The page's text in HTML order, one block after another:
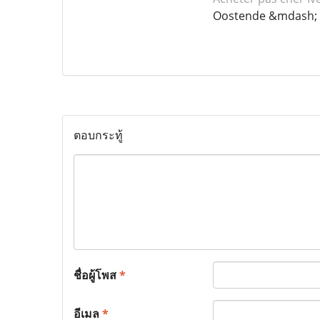
Oostende
ตอบกระทู้
ชื่อผู้โพส*
อีเมล*